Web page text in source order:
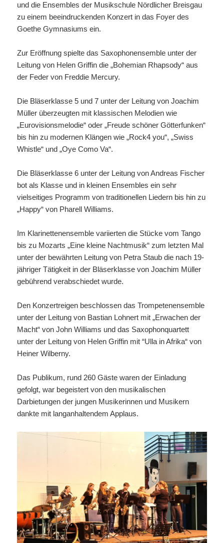
und die Ensembles der Musikschule Nördlicher Breisgau
zu einem beeindruckenden Konzert in das Foyer des
Goethe Gymnasiums ein.
Zur Eröffnung spielte das Saxophonensemble unter der
Leitung von Helen Griffin die „Bohemian Rhapsody“ aus
der Feder von Freddie Mercury.
Die Bläserklasse 5 und 7 unter der Leitung von Joachim
Müller überzeugten mit klassischen Melodien wie
„Eurovisionsmelodie“ oder „Freude schöner Götterfunken“
bis hin zu modernen Klängen wie „Rock4 you“, „Swiss
Whistle“ und „Oye Como Va“.
Die Bläserklasse 6 unter der Leitung von Andreas Fischer
bot als Klasse und in kleinen Ensembles ein sehr
vielseitiges Programm von traditionellen Liedern bis hin zu
„Happy“ von Pharell Williams.
Im Klarinettenensemble variierten die Stücke vom Tango
bis zu Mozarts „Eine kleine Nachtmusik“ zum letzten Mal
unter der bewährten Leitung von Petra Staub die nach 19-
jähriger Tätigkeit in der Bläserklasse von Joachim Müller
gebührend verabschiedet wurde.
Den Konzertreigen beschlossen das Trompetenensemble
unter der Leitung von Bastian Lohnert mit „Erwachen der
Macht“ von John Williams und das Saxophonquartett
unter der Leitung von Helen Griffin mit “Ulla in Afrika“ von
Heiner Wilberny.
Das Publikum, rund 260 Gäste waren der Einladung
gefolgt, war begeistert von den musikalischen
Darbietungen der jungen Musikerinnen und Musikern
dankte mit langanhaltendem Applaus.